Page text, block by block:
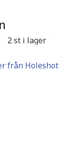
2 st i lager
från Holeshot